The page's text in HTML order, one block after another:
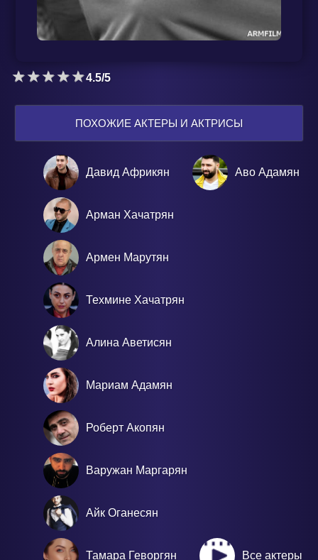
4.5/5
ПОХОЖИЕ АКТЕРЫ И АКТРИСЫ
Давид Африкян Аво Адамян
Арман Хачатрян
Армен Марутян
Техмине Хачатрян
Алина Аветисян
Мариам Адамян
Роберт Акопян
Варужан Маргарян
Айк Оганесян
Тамара Геворгян Все актеры